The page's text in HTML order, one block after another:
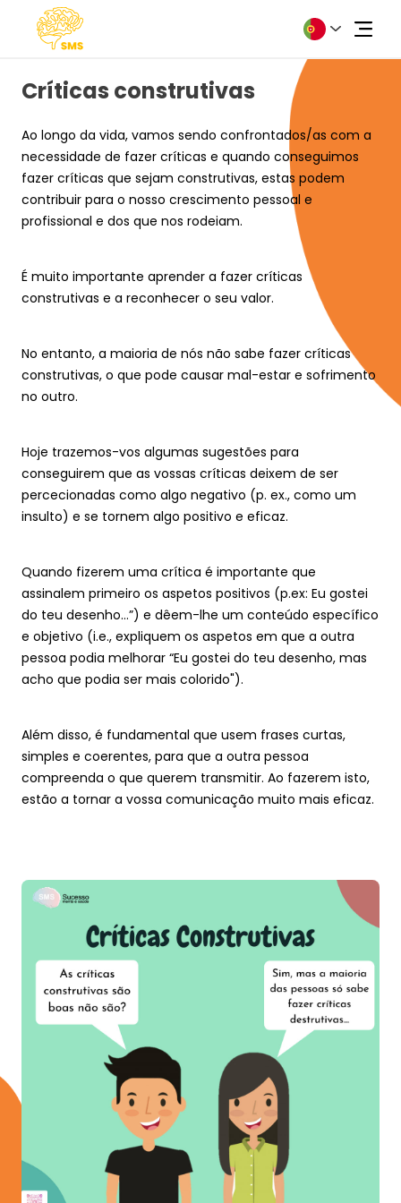
Sobre
Fórum
Precisa de ajuda?
Teste a sua mente
Área Reservada
Críticas construtivas
Ao longo da vida, vamos sendo confrontados/as com a
necessidade de fazer críticas e quando conseguimos
fazer críticas que sejam construtivas, estas podem
contribuir para o nosso crescimento pessoal e
profissional e dos que nos rodeiam.
É muito importante aprender a fazer críticas
construtivas e a reconhecer o seu valor.
No entanto, a maioria de nós não sabe fazer críticas
construtivas, o que pode causar mal-estar e sofrimento
no outro.
Hoje trazemos-vos algumas sugestões para
conseguirem que as vossas críticas deixem de ser
percecionadas como algo negativo (p. ex., como um
insulto) e se tornem algo positivo e eficaz.
Quando fizerem uma crítica é importante que
assinalem primeiro os aspetos positivos (p.ex: Eu gostei
do teu desenho…”) e dêem-lhe um conteúdo específico
e objetivo (i.e., expliquem os aspetos em que a outra
pessoa podia melhorar “Eu gostei do teu desenho, mas
acho que podia ser mais colorido").
Além disso, é fundamental que usem frases curtas,
simples e coerentes, para que a outra pessoa
compreenda o que querem transmitir. Ao fazerem isto,
estão a tornar a vossa comunicação muito mais eficaz.